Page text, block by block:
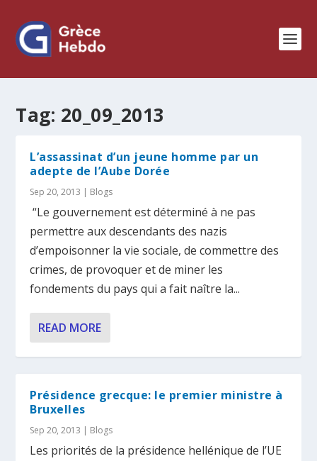
Tag: 20_09_2013
L’assassinat d’un jeune homme par un
adepte de l’Aube Dorée
Sep 20, 2013 | Blogs
“Le gouvernement est déterminé à ne pas
permettre aux descendants des nazis
d’empoisonner la vie sociale, de commettre des
crimes, de provoquer et de miner les
fondements du pays qui a fait naître la...
READ MORE
Présidence grecque: le premier ministre à
Bruxelles
Sep 20, 2013 | Blogs
Les priorités de la présidence hellénique de l’UE